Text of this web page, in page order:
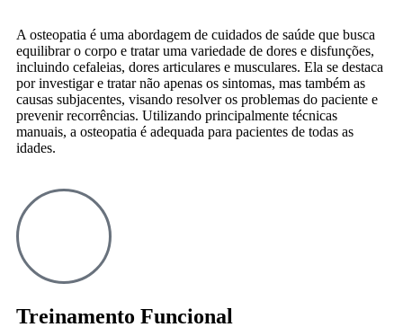
A osteopatia é uma abordagem de cuidados de saúde que busca
equilibrar o corpo e tratar uma variedade de dores e disfunções,
incluindo cefaleias, dores articulares e musculares. Ela se destaca
por investigar e tratar não apenas os sintomas, mas também as
causas subjacentes, visando resolver os problemas do paciente e
prevenir recorrências. Utilizando principalmente técnicas
manuais, a osteopatia é adequada para pacientes de todas as
idades.
Treinamento Funcional